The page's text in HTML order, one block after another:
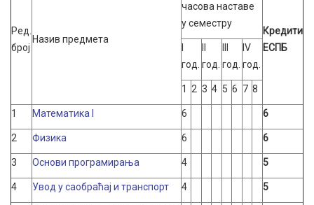
Ред.
број
Назив предмета
часова наставе
у семестру
Кредити
ЕСПБ
год. год. год.
IV
год.
1 2 3 4 5 6 7 8
1 Математика I 6 6
2 Физика 6 6
3 Основи програмирања 4 5
4 Увод у саобраћај и транспорт 4 5